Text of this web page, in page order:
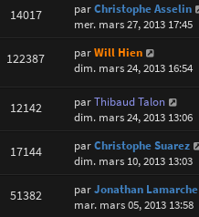
14017 parChristophe Asselin
mer. mars 27, 2013 17:45
122387 parWill Hien
dim. mars 24, 2013 16:54
12142 parThibaud Talon
dim. mars 24, 2013 13:06
17144 parChristophe Suarez
dim. mars 10, 2013 13:03
51382 parJonathan Lamarche
mar. mars 05, 2013 13:58